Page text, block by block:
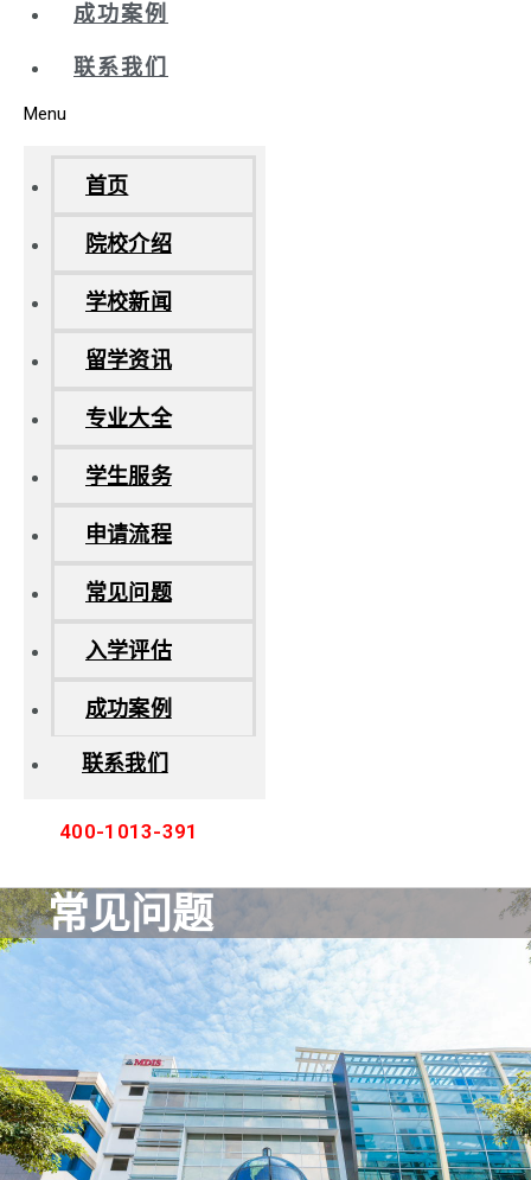
成功案例
联系我们
Menu
首页
院校介绍
学校新闻
留学资讯
专业大全
学生服务
申请流程
常见问题
入学评估
成功案例
联系我们
400-1013-391
常见问题